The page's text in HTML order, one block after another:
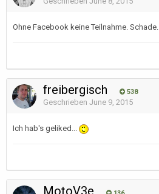
Ohne Facebook keine Teilnahme. Schade.
freibergisch 538
Geschrieben June 9, 2015
Ich hab's geliked...
MotoV3e